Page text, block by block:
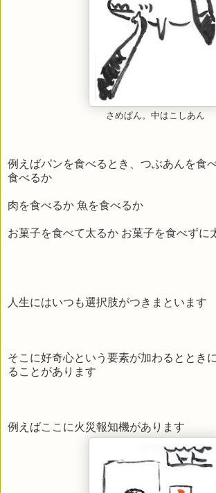
さめぱん。中はこしあん
例えばパンを食べるとき、つぶあんを食
食べるか
肉を食べるか 魚を食べるか
お菓子を食べて太るか お菓子を食べずに
人生にはいつも選択肢がつきまといます
そこに好奇心という要素が加わるととき
ることがあります
例えばここに火災報知機があります